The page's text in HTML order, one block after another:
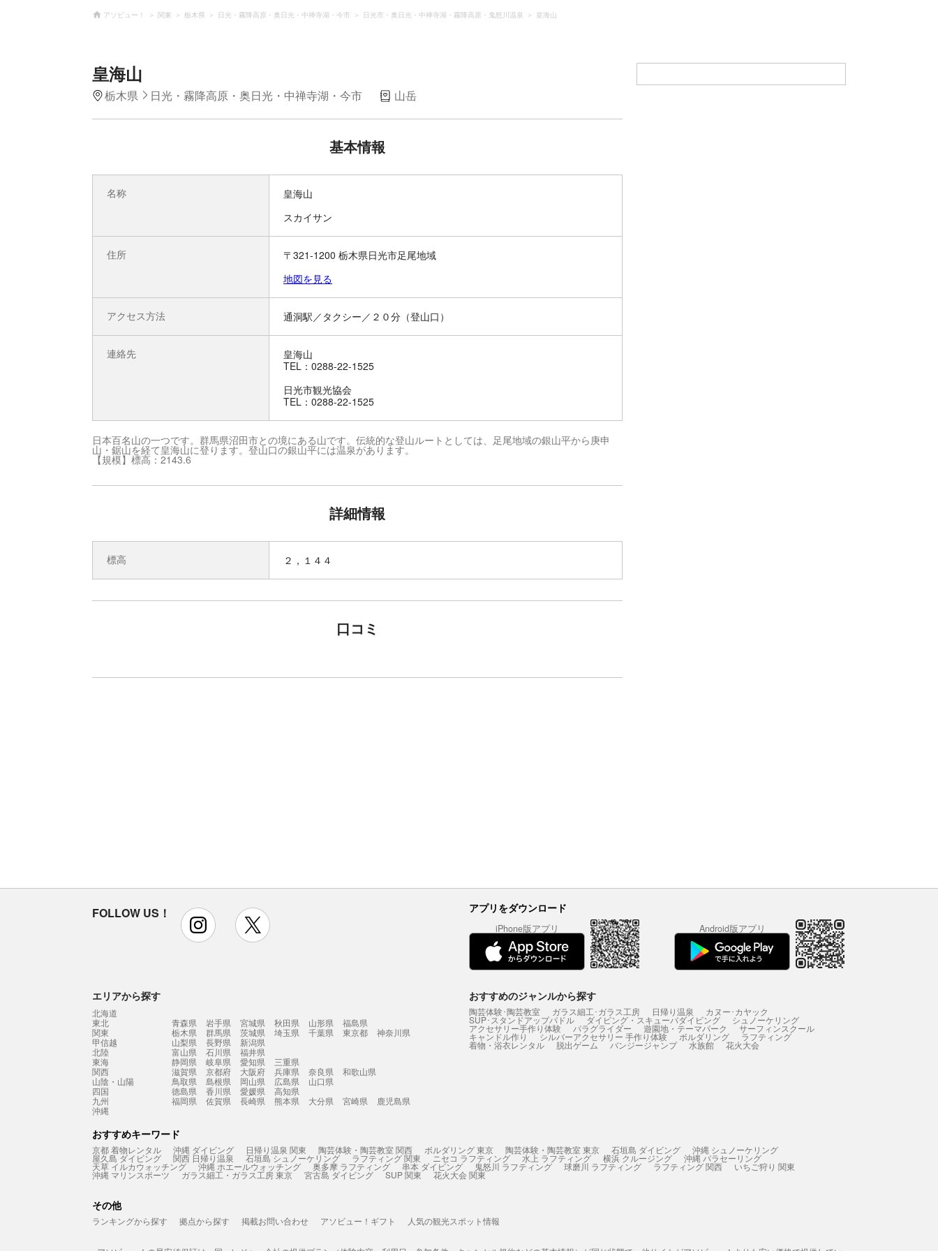
アソビュー！ 関東 栃木県 日光・霧降高原・奥日光・中禅寺湖・今市 日光市・奥日光・中禅寺湖・霧降高原・鬼怒川温泉 皇海山
皇海山
栃木県 日光・霧降高原・奥日光・中禅寺湖・今市 山岳
基本情報
名称
皇海山
スカイサン
住所
〒321-1200 栃木県日光市足尾地域
地図を見る
アクセス方法 通洞駅／タクシー／２０分（登山口）
連絡先
皇海山
TEL：0288-22-1525
日光市観光協会
TEL：0288-22-1525
日本百名山の一つです。群馬県沼田市との境にある山です。伝統的な登山ルートとしては、足尾地域の銀山平から庚申
山・鋸山を経て皇海山に登ります。登山口の銀山平には温泉があります。
【規模】標高：2143.6
詳細情報
標高 ２，１４４
口コミ
FOLLOW US！ instagram アプリをダウンロード
iPhone版アプリ Android版アプリ
エリアから探す
北海道
東北
青森県 岩手県 宮城県 秋田県 山形県
福島県
関東
栃木県 群馬県 茨城県 埼玉県 千葉県 東京都
神奈川県
甲信越
山梨県 長野県
新潟県
北陸
富山県 石川県
福井県
東海
静岡県 岐阜県 愛知県
三重県
関西
滋賀県 京都府 大阪府 兵庫県 奈良県
和歌山県
山陰・山陽
鳥取県 島根県 岡山県 広島県
山口県
四国
徳島県 香川県 愛媛県
高知県
九州
福岡県 佐賀県 長崎県 熊本県 大分県 宮崎県
鹿児島県
沖縄
おすすめのジャンルから探す
陶芸体験･陶芸教室 ガラス細工･ガラス工房 日帰り温泉 カヌー･カヤック
SUP･スタンドアップパドル ダイビング・スキューバダイビング シュノーケリング
アクセサリー手作り体験 パラグライダー 遊園地・テーマパーク サーフィンスクール
キャンドル作り シルバーアクセサリー 手作り体験 ボルダリング ラフティング
着物・浴衣レンタル 脱出ゲーム バンジージャンプ 水族館 花火大会
おすすめキーワード
京都 着物レンタル 沖縄 ダイビング 日帰り温泉 関東 陶芸体験・陶芸教室 関西 ボルダリング 東京 陶芸体験・陶芸教室 東京 石垣島 ダイビング 沖縄 シュノーケリング
屋久島 ダイビング 関西 日帰り温泉 石垣島 シュノーケリング ラフティング 関東 ニセコ ラフティング 水上 ラフティング 横浜 クルージング 沖縄 パラセーリング
天草 イルカウォッチング 沖縄 ホエールウォッチング 奥多摩 ラフティング 串本 ダイビング 鬼怒川 ラフティング 球磨川 ラフティング ラフティング 関西 いちご狩り 関東
沖縄 マリンスポーツ ガラス細工・ガラス工房 東京 宮古島 ダイビング SUP 関東 花火大会 関東
その他
ランキングから探す 拠点から探す 掲載お問い合わせ アソビュー！ギフト 人気の観光スポット情報